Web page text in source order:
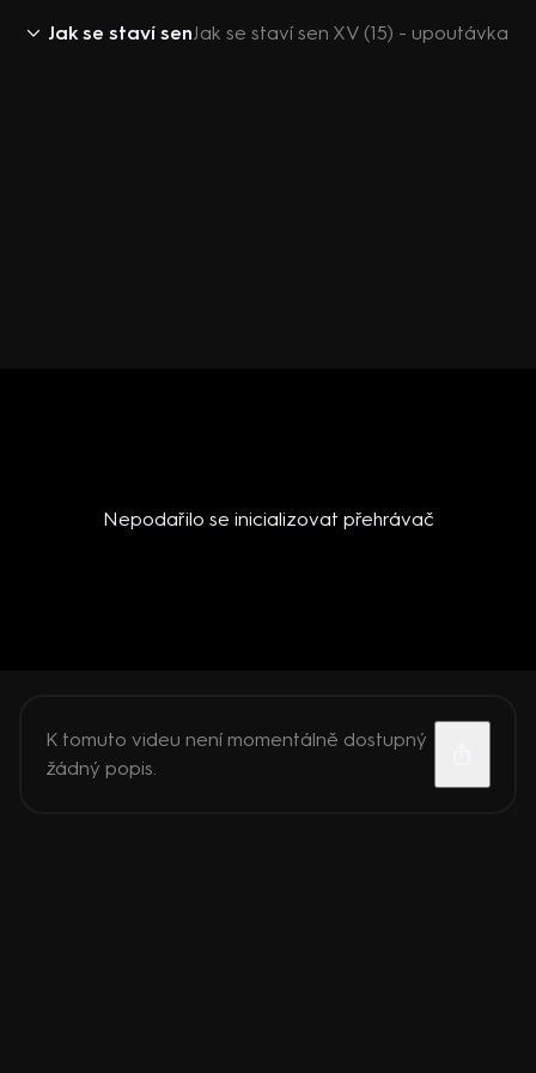
Jak se staví senJak se staví sen XV (15) - upoutávka
Nepodařilo se inicializovat přehrávač
K tomuto videu není momentálně dostupný
žádný popis.